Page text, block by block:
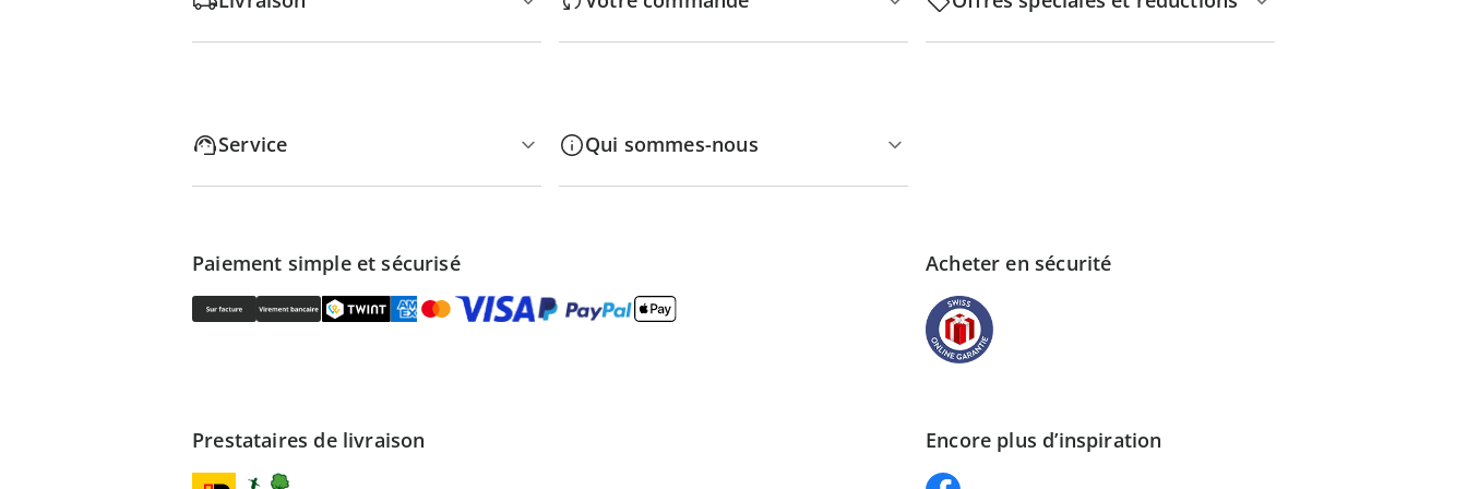
Service Qui sommes-nous
Paiement simple et sécurisé Acheter en sécurité
Prestataires de livraison Encore plus d’inspiration